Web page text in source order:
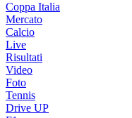
Coppa Italia
Mercato
Calcio
Live
Risultati
Video
Foto
Tennis
Drive UP